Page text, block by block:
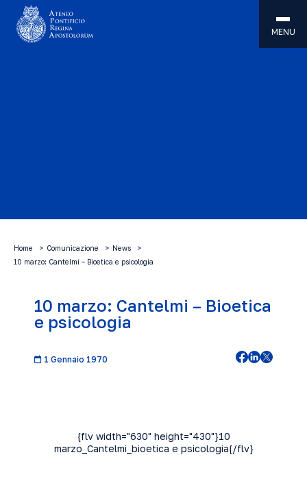
MENU
Home Comunicazione
News
10 marzo: Cantelmi – Bioetica e psicologia
10 marzo: Cantelmi – Bioetica
e psicologia
1 Gennaio 1970
{flv width="630" height="430"}10
marzo_Cantelmi_bioetica e psicologia{/flv}